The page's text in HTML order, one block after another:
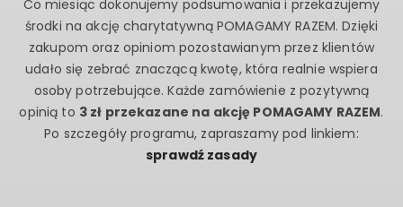
Co miesiąc dokonujemy podsumowania i przekazujemy
środki na akcję charytatywną POMAGAMY RAZEM. Dzięki
zakupom oraz opiniom pozostawianym przez klientów
udało się zebrać znaczącą kwotę, która realnie wspiera
osoby potrzebujące. Każde zamówienie z pozytywną
opinią to 3 zł przekazane na akcję POMAGAMY RAZEM.
Po szczegóły programu, zapraszamy pod linkiem:
sprawdź zasady